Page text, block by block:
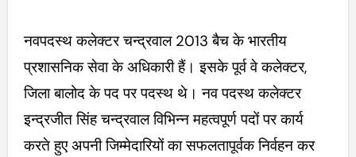
नवपदस्थ कलेक्टर चन्द्रवाल 2013 बैच के भारतीय
प्रशासनिक सेवा के अधिकारी हैं। इसके पूर्व वे कलेक्टर,
जिला बालोद के पद पर पदस्थ थे। नव पदस्थ कलेक्टर
इन्द्रजीत सिंह चन्द्रवाल विभिन्न महत्वपूर्ण पदों पर कार्य
करते हुए अपनी जिम्मेदारियों का सफलतापूर्वक निर्वहन कर